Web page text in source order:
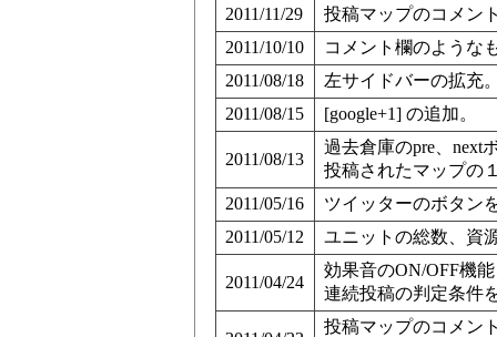
2011/11/29
投稿マップのコメン
2011/10/10
コメント欄のような
2011/08/18
左サイドバーの拡充
2011/08/15
[google+1] の追加。
2011/08/13
過去倉庫のpre、next
投稿されたマップの
2011/05/16
ツイッターのボタン
2011/05/12
ユニットの総数、資
2011/04/24
効果音のON/OFF機
連続投稿の判定条件
投稿マップのコメン